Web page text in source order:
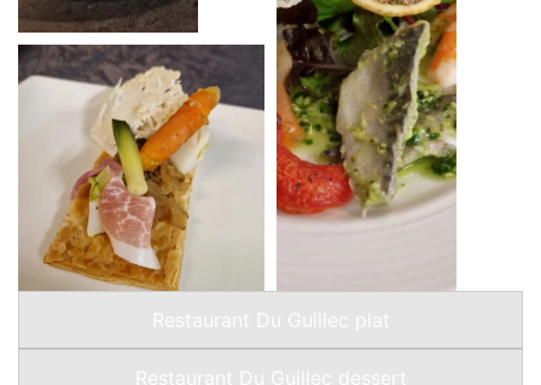
Restaurant Du Guillec plat
Restaurant Du Guillec dessert